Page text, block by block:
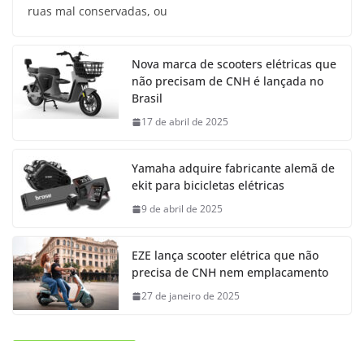
ruas mal conservadas, ou
Nova marca de scooters elétricas que
não precisam de CNH é lançada no
Brasil
17 de abril de 2025
Yamaha adquire fabricante alemã de
ekit para bicicletas elétricas
9 de abril de 2025
EZE lança scooter elétrica que não
precisa de CNH nem emplacamento
27 de janeiro de 2025